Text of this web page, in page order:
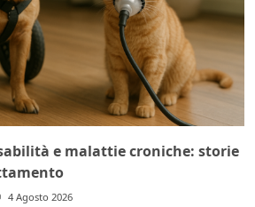
e malattie croniche: storie
4 Agosto 2026